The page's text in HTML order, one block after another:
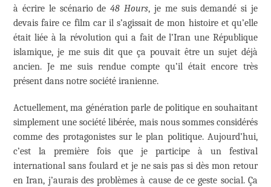
à écrire le scénario de48 Hours, je me suis demandé si je
devais faire ce film car il s’agissait de mon histoire et qu’elle
était liée à la révolution qui a fait de l’Iran une République
islamique, je me suis dit que ça pouvait être un sujet déjà
ancien. Je me suis rendue compte qu’il était encore très
présent dans notre société iranienne.
Actuellement, ma génération parle de politique en souhaitant
simplement une société libérée, mais nous sommes considérés
comme des protagonistes sur le plan politique. Aujourd’hui,
c’est la première fois que je participe à un festival
international sans foulard et je ne sais pas si dès mon retour
en Iran, j’aurais des problèmes à cause de ce geste social. Ça